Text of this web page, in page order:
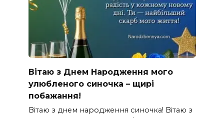
Вітаю з Днем Народження мого
улюбленого синочка – щирі
побажання!
Вітаю з днем народження синочка! Вітаю з